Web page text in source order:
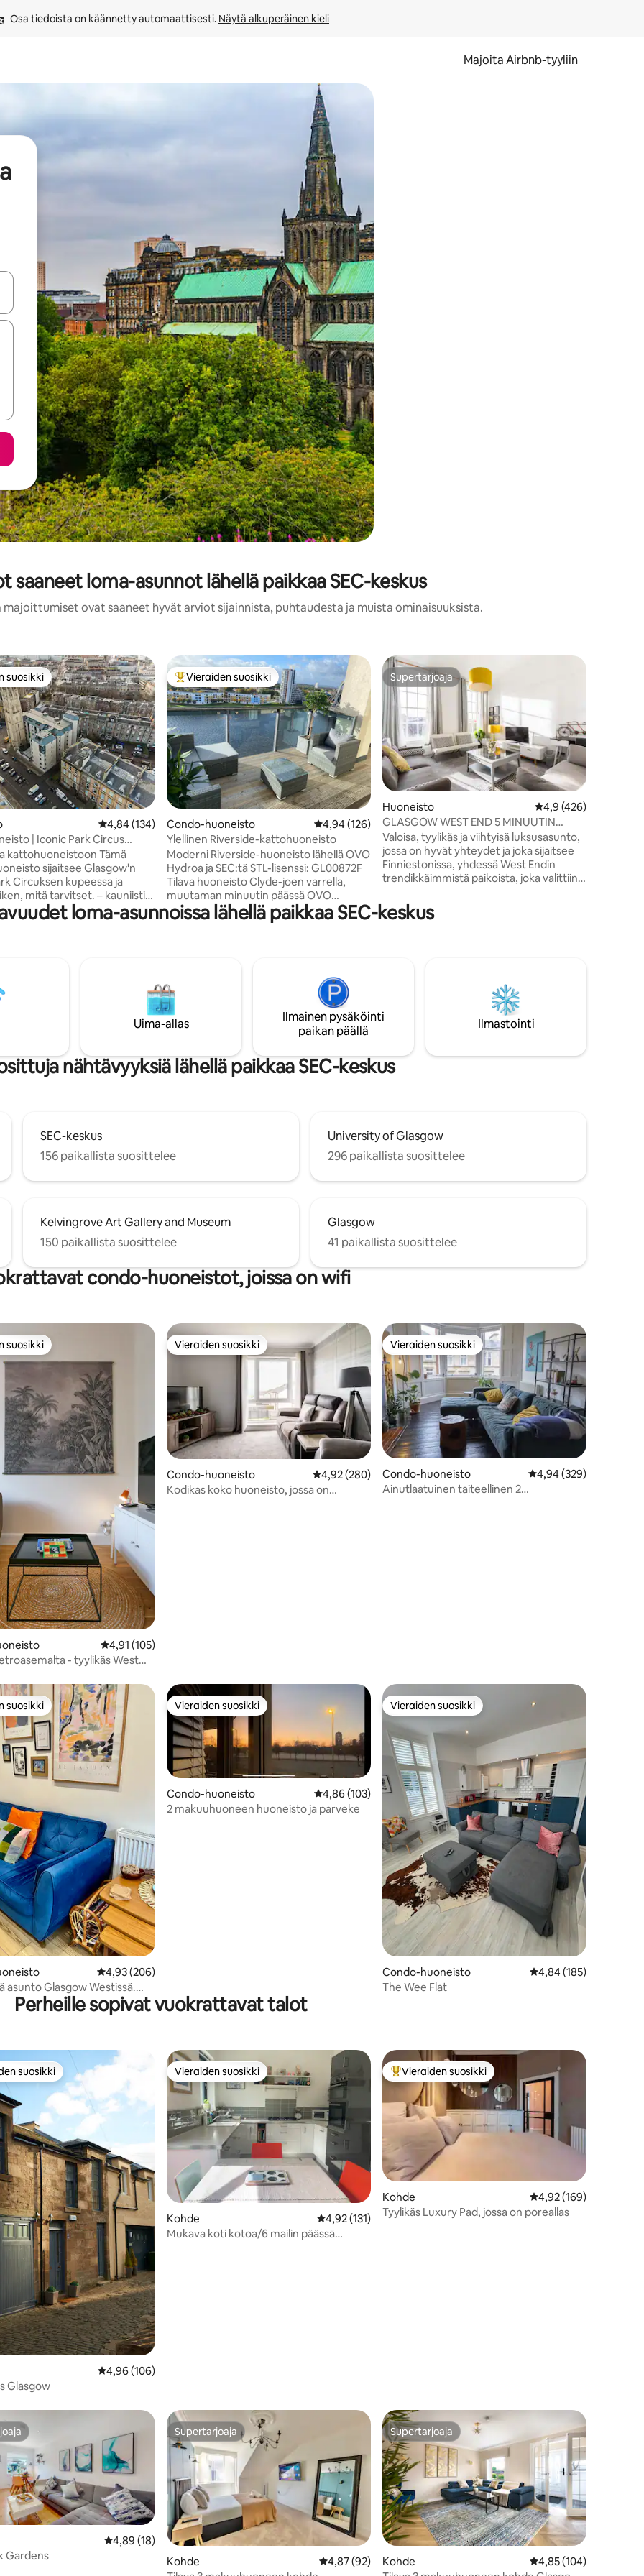
Osa tiedoista on käännetty automaattisesti. Näytä alkuperäinen kieli
Majoita Airbnb-tyyliin
tai tutustu koskettamalla tai pyyhkäisemällä.
saaneet loma-asunnot lähellä paikkaa SEC-keskus
ovat saaneet hyvät arviot sijainnista, puhtaudesta ja muista ominaisuuksista.
5, 381 arvostelua
suosikki
suosikki
Keskimääräinen arvio 4,84/5, 134 arvostelua
4,84 (134)
| Iconic Park Circus
Tämä
sijaitsee Glasgow'n
Circuksen kupeessa ja
mitä tarvitset. – kauniisti
Erittäin nopea wifi
– 50 tuuman
makuuhuonetta,
kutsuvia ja tyylikkäitä!
päässä Glasgow'n
nähtävyyksistä, vehreistä
– lapset ja
ystävät tervetulleita.
Vieraiden suosikkien parhaimmistoa
Vieraiden suosikki
Condo-huoneisto Keskimääräinen arvio 4,94/5, 126 arvostelua
4,94 (126)
Ylellinen Riverside-kattohuoneisto
Moderni Riverside-huoneisto lähellä OVO
Hydroa ja SEC:tä STL-lisenssi: GL00872F
Tilava huoneisto Clyde-joen varrella,
muutaman minuutin päässä OVO
Hydrostä, SEC:stä ja BBC:stä/STV:stä –
ihanteellinen tapahtumiin ja
varustettu keittiö Alun perin 3
makuuhuoneen huoneisto, josta yksi
huone on turvallisesti erotettu omalla
sisäänkäynnillä ja lukittavilla ovilla. Ei
Nouto/kyydistäjättö lentokentältä
saatavilla pyynnöstä.
Supertarjoaja
Supertarjoaja
Huoneisto Keskimääräinen
4,9 (426)
GLASGOW WEST END 5 MINUUTIN
KÄVELYMATKA SECCIIN JA HYDROON
Valoisa, tyylikäs ja viihtyisä luksusasunto,
jossa on hyvät yhteydet ja joka sijaitsee
Finniestonissa, yhdessä West Endin
trendikkäimmistä paikoista, joka valittiin
trendikkäimmäksi asuinpaikaksi” (Times
Newspaper, 2016). Sijaitsee kätevästi 10
Jännittävä sijainti lähellä Glasgow’n
suosittuja trendikkäitä baareja,
musiikkipaikkoja, kahviloita, ravintoloita ja
muita sosiaalisia palveluja sekä paljon
loma-asunnoissa lähellä paikkaa SEC-keskus
Uima-allas
Ilmainen pysäköinti
paikan päällä
Ilmastointi
nähtävyyksiä lähellä paikkaa SEC-keskus
SEC-keskus
156 paikallista suosittelee
University of Glasgow
296 paikallista suosittelee
Kelvingrove Art Gallery and Museum
150 paikallista suosittelee
Glasgow
41 paikallista suosittelee
condo-huoneistot, joissa on wifi
5, 218 arvostelua
suosikki
suosikki
Keskimääräinen arvio 4,91/5, 105 arvostelua
4,91 (105)
- tyylikäs West
Vieraiden suosikki
Vieraiden suosikki
Condo-huoneisto Keskimääräinen arvio 4,92/5, 280 arvostelua
4,92 (280)
Kodikas koko huoneisto, jossa on
Vieraiden suosikki
Vieraiden suosikki
Condo-huoneisto Keskimääräinen arvio
4,94 (329)
Ainutlaatuinen taiteellinen 2
5, 380 arvostelua
suosikki
suosikki
Keskimääräinen arvio 4,93/5, 206 arvostelua
4,93 (206)
asunto Glasgow Westissä.
HYDROA
Vieraiden suosikki
Vieraiden suosikki
Condo-huoneisto Keskimääräinen arvio 4,86/5, 103 arvostelua
4,86 (103)
2 makuuhuoneen huoneisto ja parveke
Vieraiden suosikki
Vieraiden suosikki
Condo-huoneisto Keskimääräinen arvio
4,84 (185)
The Wee Flat
Perheille sopivat vuokrattavat talot
5, 347 arvostelua
suosikkien parhaimmistoa
suosikki
Keskimääräinen arvio 4,96/5, 106 arvostelua
4,96 (106)
Glasgow
Vieraiden suosikki
Vieraiden suosikki
Kohde Keskimääräinen arvio 4,92/5, 131 arvostelua
4,92 (131)
Mukava koti kotoa/6 mailin päässä
Vieraiden suosikkien parhaimmistoa
Vieraiden suosikki
Kohde Keskimääräinen arvio
4,92 (169)
Tyylikäs Luxury Pad, jossa on poreallas
Keskimääräinen arvio 4,89/5, 18 arvostelua
4,89 (18)
Gardens
Supertarjoaja
Supertarjoaja
Kohde Keskimääräinen arvio 4,87/5, 92 arvostelua
4,87 (92)
Supertarjoaja
Supertarjoaja
Kohde Keskimääräinen arvio
4,85 (104)